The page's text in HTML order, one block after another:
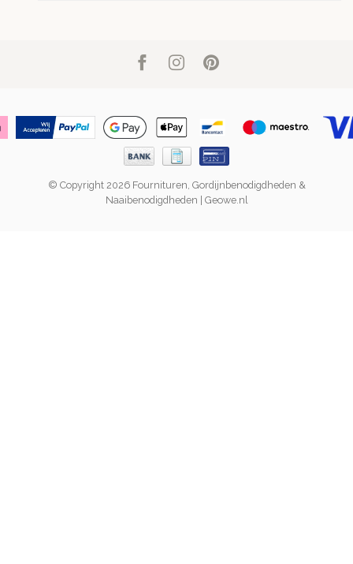
© Copyright 2026 Fournituren, Gordijnbenodigdheden &
Naaibenodigdheden | Geowe.nl